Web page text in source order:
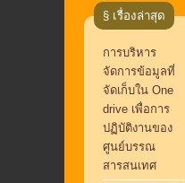
§ เรื่องล่าสุด
การบริหาร
จัดการข้อมูลที่
จัดเก็บใน One
drive เพื่อการ
ปฏิบัติงานของ
ศูนย์บรรณ
สารสนเทศ